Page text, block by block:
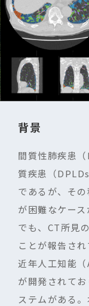
背景
間質性肺疾患（
質疾患（DPLDs
であるが、その
が困難なケー
でも、 CT所見
ことが報告さ
近年人工知能（
が開発されて
ステムがある